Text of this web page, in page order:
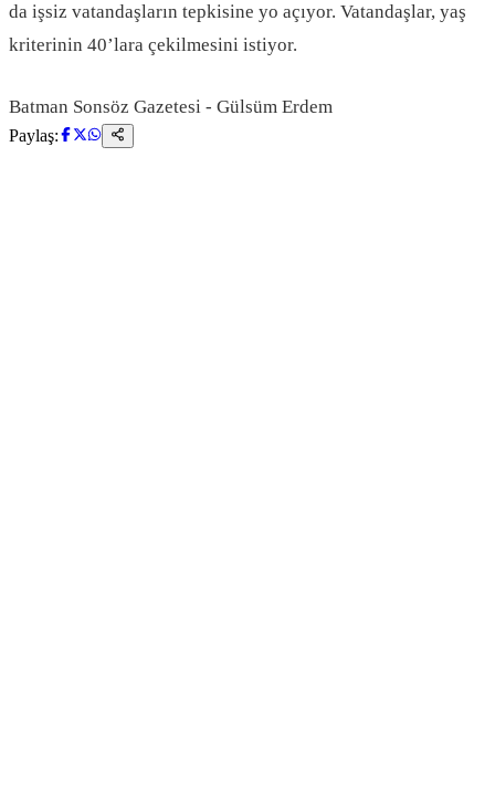
da işsiz vatandaşların tepkisine yo açıyor. Vatandaşlar, yaş
kriterinin 40’lara çekilmesini istiyor.
Batman Sonsöz Gazetesi - Gülsüm Erdem
Paylaş: